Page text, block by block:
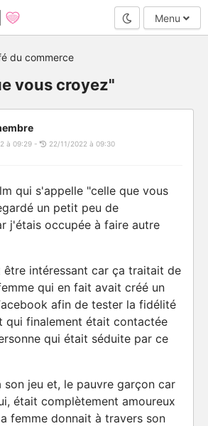
Mode nuit
Menu
du commerce
vous croyez"
à 09:29 - 22/11/2022 à 09:30
qui s'appelle "celle que vous
un petit peu de
j'étais occupée à faire autre
être intéressant car ça traitait de
qui en fait avait créé un
afin de tester la fidélité
qui finalement était contactée
qui était séduite par ce
son jeu et, le pauvre garçon car
était complètement amoureux
femme donnait à travers son